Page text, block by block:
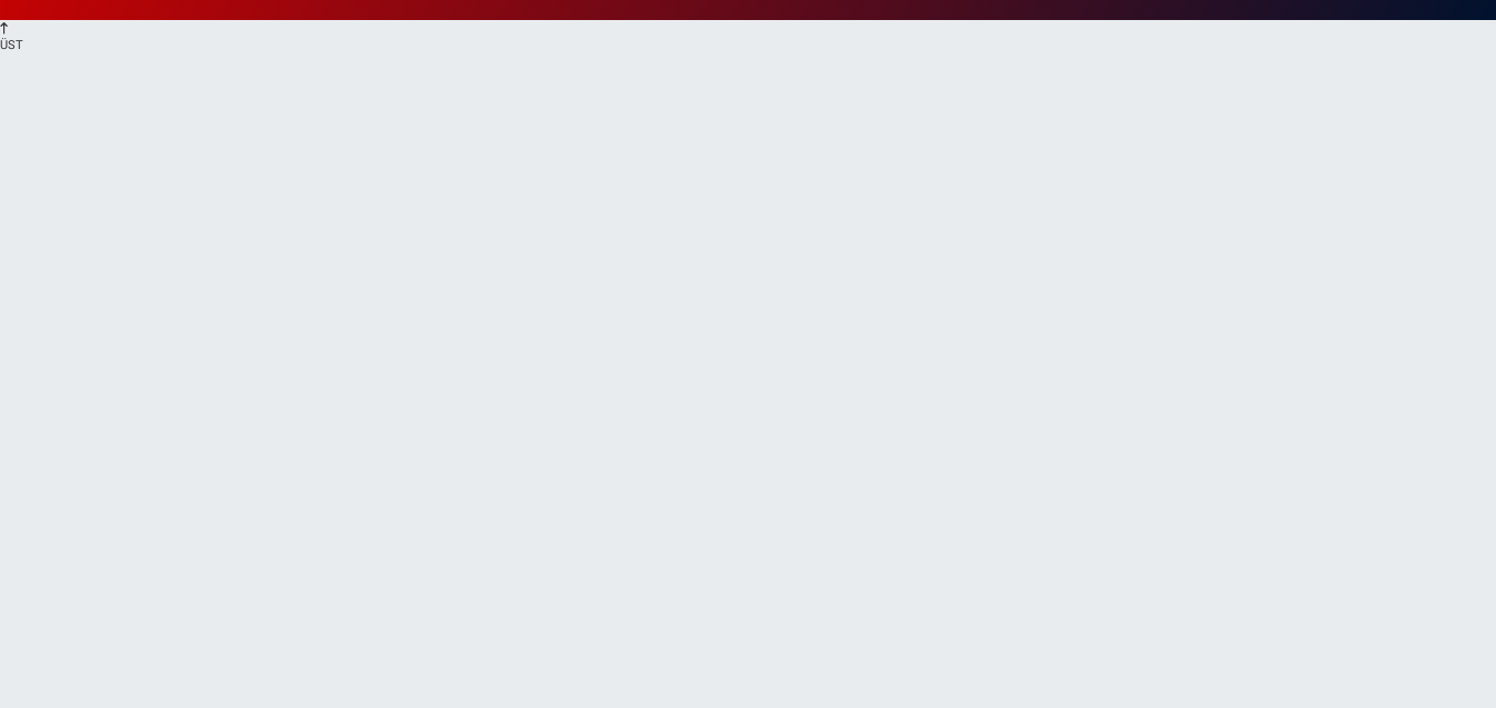
ÜST